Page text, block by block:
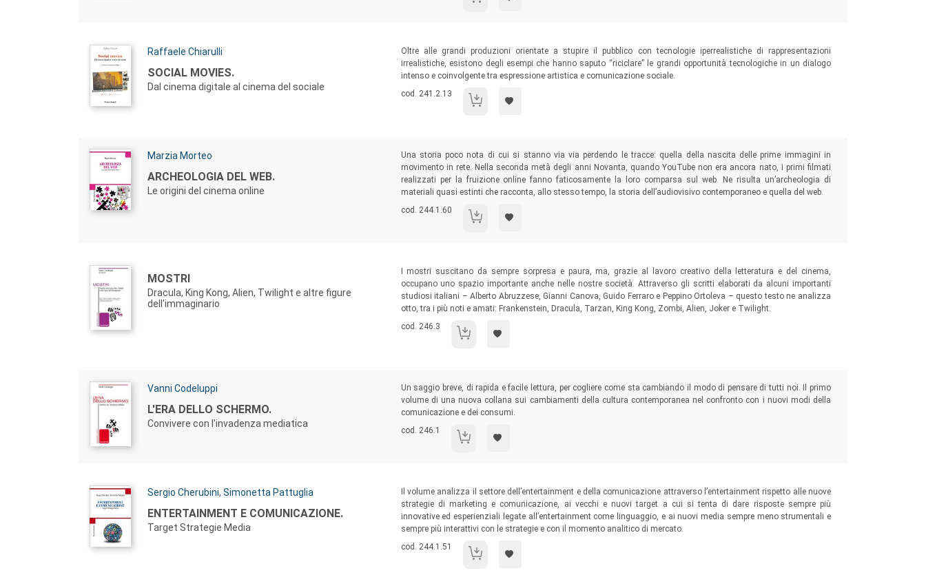
Autori:
Raffaele Chiarulli
Titolo:
SOCIAL MOVIES.
Dal cinema digitale al cinema del sociale
Sommario:
Oltre alle grandi produzioni orientate a stupire il pubblico con tecnologie iperrealistiche di rappresentazioni
irrealistiche, esistono degli esempi che hanno saputo “riciclare” le grandi opportunità tecnologiche in un dialogo
intenso e coinvolgente tra espressione artistica e comunicazione sociale.
Codice libro:
cod. 241.2.13 Social movies.
Autori:
Marzia Morteo
Titolo:
ARCHEOLOGIA DEL WEB.
Le origini del cinema online
Sommario:
Una storia poco nota di cui si stanno via via perdendo le tracce: quella della nascita delle prime immagini in
movimento in rete. Nella seconda metà degli anni Novanta, quando YouTube non era ancora nato, i primi filmati
realizzati per la fruizione online fanno faticosamente la loro comparsa sul web. Ne risulta un’archeologia di
materiali quasi estinti che racconta, allo stesso tempo, la storia dell’audiovisivo contemporaneo e quella del web.
Codice libro:
cod. 244.1.60 Archeologia del web.
Autori:
Titolo:
MOSTRI
Dracula, King Kong, Alien, Twilight e altre figure
dell'immaginario
Sommario:
I mostri suscitano da sempre sorpresa e paura, ma, grazie al lavoro creativo della letteratura e del cinema,
occupano uno spazio importante anche nelle nostre società. Attraverso gli scritti elaborati da alcuni importanti
studiosi italiani – Alberto Abruzzese, Gianni Canova, Guido Ferraro e Peppino Ortoleva – questo testo ne analizza
otto, tra i più noti e amati: Frankenstein, Dracula, Tarzan, King Kong, Zombi, Alien, Joker e Twilight.
Codice libro:
cod. 246.3 Mostri
Autori:
Vanni Codeluppi
Titolo:
L'ERA DELLO SCHERMO.
Convivere con l'invadenza mediatica
Sommario:
Un saggio breve, di rapida e facile lettura, per cogliere come sta cambiando il modo di pensare di tutti noi. Il primo
volume di una nuova collana sui cambiamenti della cultura contemporanea nel confronto con i nuovi modi della
comunicazione e dei consumi.
Codice libro:
cod. 246.1 L'era dello schermo.
Autori:
Sergio Cherubini, Simonetta Pattuglia
Titolo:
ENTERTAINMENT E COMUNICAZIONE.
Target Strategie Media
Sommario:
Il volume analizza il settore dell’entertainment e della comunicazione attraverso l’entertainment rispetto alle nuove
strategie di marketing e comunicazione, ai vecchi e nuovi target a cui si tenta di dare risposte sempre più
innovative ed esperienziali legate all’entertainment come linguaggio, e ai nuovi media sempre meno strumentali e
sempre più interattivi con le strategie e con il momento analitico di mercato.
Codice libro:
cod. 244.1.51 Entertainment e comunicazione.